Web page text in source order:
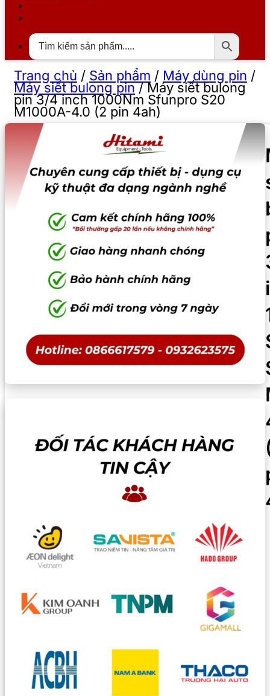
Trang chủ / Sản phẩm / Máy dùng pin /
Máy siết bulong pin/Máy siết bulong
pin 3/4 inch 1000Nm Sfunpro S20
M1000A-4.0 (2 pin 4ah)